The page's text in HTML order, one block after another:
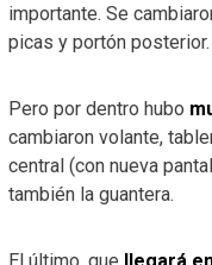
importante. Se
picas y portón posterior.
Pero por dentro hubo
cambiaron volante,
central (con nueva
también la guantera.